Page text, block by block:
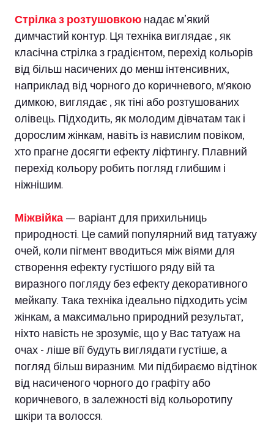
Стрілка з розтушовкоюнадає м’який
димчастий контур. Ця техніка виглядає , як
класічна стрілка з градієнтом, перехід кольорів
від більш насичених до менш інтенсивних,
наприклад від чорного до коричневого, м'якою
димкою, виглядає , як тіні або розтушованих
олівець. Підходить, як молодим дівчатам так і
дорослим жінкам, навіть із навислим повіком,
хто прагне досягти ефекту ліфтингу. Плавний
перехід кольору робить погляд глибшим і
ніжнішим.
Міжвійка— варіант для прихильниць
природності. Це самий популярний вид татуажу
очей, коли пігмент вводиться між віями для
створення ефекту густішого ряду вій та
виразного погляду без ефекту декоративного
мейкапу. Така техніка ідеально підходить усім
жінкам, а максимально природний результат,
ніхто навість не зрозуміє, що у Вас татуаж на
очах - ліше вії будуть виглядати густіше, а
погляд більш виразним. Ми підбираємо відтінок
від насиченого чорного до графіту або
коричневого, в залежності від кольоротипу
шкіри та волосся.